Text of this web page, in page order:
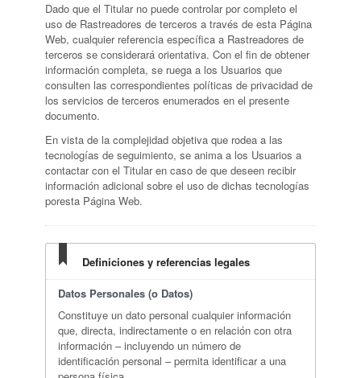
Dado que el Titular no puede controlar por completo el
uso de Rastreadores de terceros a través de esta Página
Web, cualquier referencia específica a Rastreadores de
terceros se considerará orientativa. Con el fin de obtener
información completa, se ruega a los Usuarios que
consulten las correspondientes políticas de privacidad de
los servicios de terceros enumerados en el presente
documento.
En vista de la complejidad objetiva que rodea a las
tecnologías de seguimiento, se anima a los Usuarios a
contactar con el Titular en caso de que deseen recibir
información adicional sobre el uso de dichas tecnologías
poresta Página Web.
Definiciones y referencias legales
Datos Personales (o Datos)
Constituye un dato personal cualquier información
que, directa, indirectamente o en relación con otra
información – incluyendo un número de
identificación personal – permita identificar a una